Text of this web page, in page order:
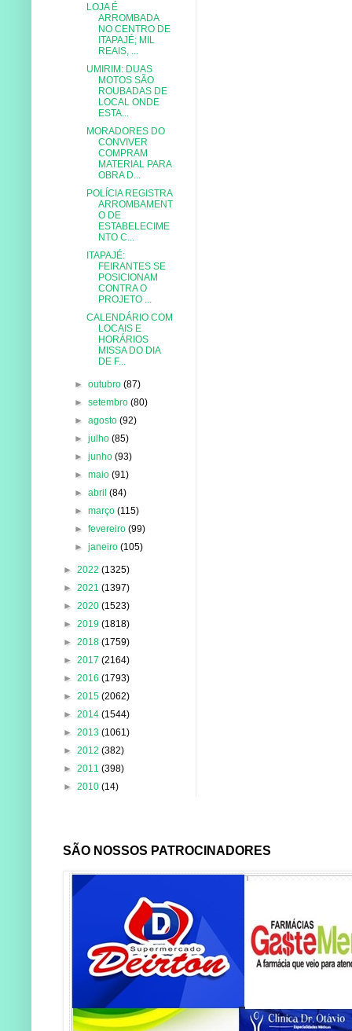
LOJA É
ARROMBADA
NO CENTRO DE
ITAPAJÉ; MIL
REAIS, ...
UMIRIM: DUAS
MOTOS SÃO
ROUBADAS DE
LOCAL ONDE
ESTA...
MORADORES DO
CONVIVER
COMPRAM
MATERIAL PARA
OBRA D...
POLÍCIA REGISTRA
ARROMBAMENT
O DE
ESTABELECIME
NTO C...
ITAPAJÉ:
FEIRANTES SE
POSICIONAM
CONTRA O
PROJETO ...
CALENDÁRIO COM
LOCAIS E
HORÁRIOS
MISSA DO DIA
DE F...
►outubro(87)
►setembro(80)
►agosto(92)
►julho(85)
►junho(93)
►maio(91)
►abril(84)
►março(115)
►fevereiro(99)
►janeiro(105)
► 2022 (1325)
► 2021 (1397)
► 2020 (1523)
► 2019 (1818)
► 2018 (1759)
► 2017 (2164)
► 2016 (1793)
► 2015 (2062)
► 2014 (1544)
► 2013 (1061)
► 2012 (382)
► 2011 (398)
► 2010 (14)
SÃO NOSSOS PATROCINADORES